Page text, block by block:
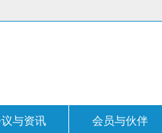
与资讯 会员与伙伴